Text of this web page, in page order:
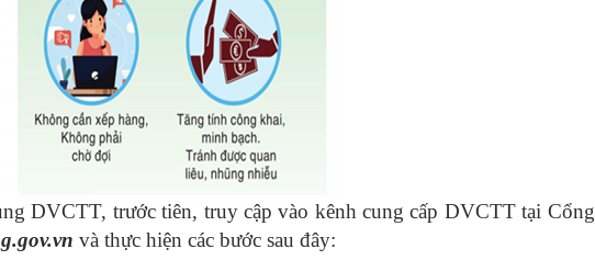
DVCTT, trước tiên, truy cập vào kênh cung cấp DVCTT tại Cổng
và thực hiện các bước sau đây: